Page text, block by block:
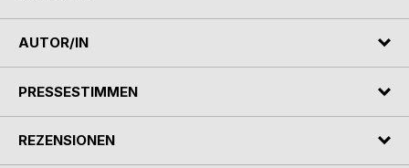
AUTOR/IN
PRESSESTIMMEN
REZENSIONEN